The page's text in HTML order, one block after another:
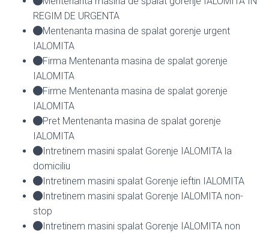
REGIM DE URGENTA
Mentenanta masina de spalat gorenje urgent
IALOMITA
Firma Mentenanta masina de spalat gorenje
IALOMITA
Firme Mentenanta masina de spalat gorenje
IALOMITA
Pret Mentenanta masina de spalat gorenje
IALOMITA
Intretinem masini spalat Gorenje IALOMITA la
domiciliu
Intretinem masini spalat Gorenje ieftin IALOMITA
Intretinem masini spalat Gorenje IALOMITA non-
stop
Intretinem masini spalat Gorenje IALOMITA non